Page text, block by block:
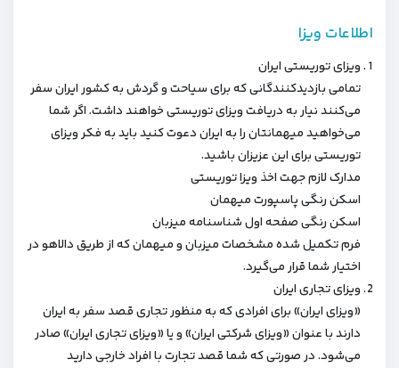
اطلاعات ویزا
ویزای توریستی ایران
تمامی بازدیدکنندگانی که برای سیاحت و گردش به کشور ایران سفر
می‌کنند نیار به دریافت ویزای توریستی خواهند داشت. اگر شما
می‌‌خواهید میهمانتان را به ایران دعوت کنید باید به فکر ویزای
توریستی برای این عزیزان باشید.
مدارک لازم جهت اخذ ویزا توریستی
اسکن رنگی پاسپورت میهمان
اسکن رنگی صفحه اول شناسنامه میزبان
فرم تکمیل شده مشخصات میزبان و میهمان که از طریق دالاهو در
اختیار شما قرار می‌گیرد.
ویزای تجاری ایران
«ویزای ایران» برای افرادی که به منظور تجاری قصد سفر به ایران
دارند با عنوان «ویزای شرکتی ایران» و یا «ویزای تجاری ایران» صادر
می‌شود. در صورتی که شما قصد تجارت با افراد خارجی دارید